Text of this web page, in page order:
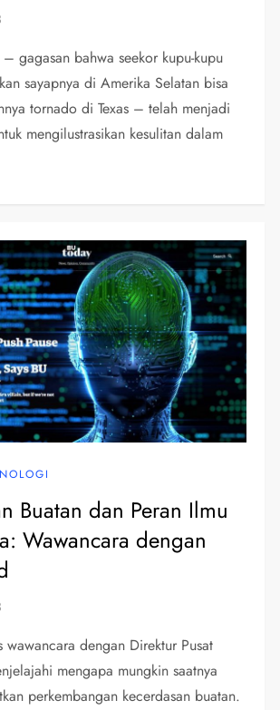
– gagasan bahwa seekor kupu-kupu
sayapnya di Amerika Selatan bisa
tornado di Texas – telah menjadi
mengilustrasikan kesulitan dalam
Buatan dan Peran Ilmu
Wawancara dengan
wawancara dengan Direktur Pusat
mengapa mungkin saatnya
perkembangan kecerdasan buatan.